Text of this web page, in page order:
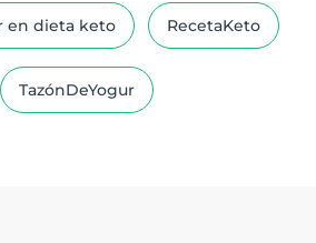
en dieta keto RecetaKeto
TazónDeYogur